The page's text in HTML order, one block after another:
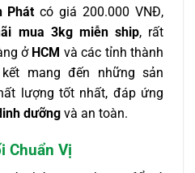
Phát có giá 200.000 VNĐ,
mua 3kg miễn ship, rất
ở HCM và các tỉnh thành
mang đến những sản
lượng tốt nhất, đáp ứng
dưỡng và an toàn.
Chuẩn Vị